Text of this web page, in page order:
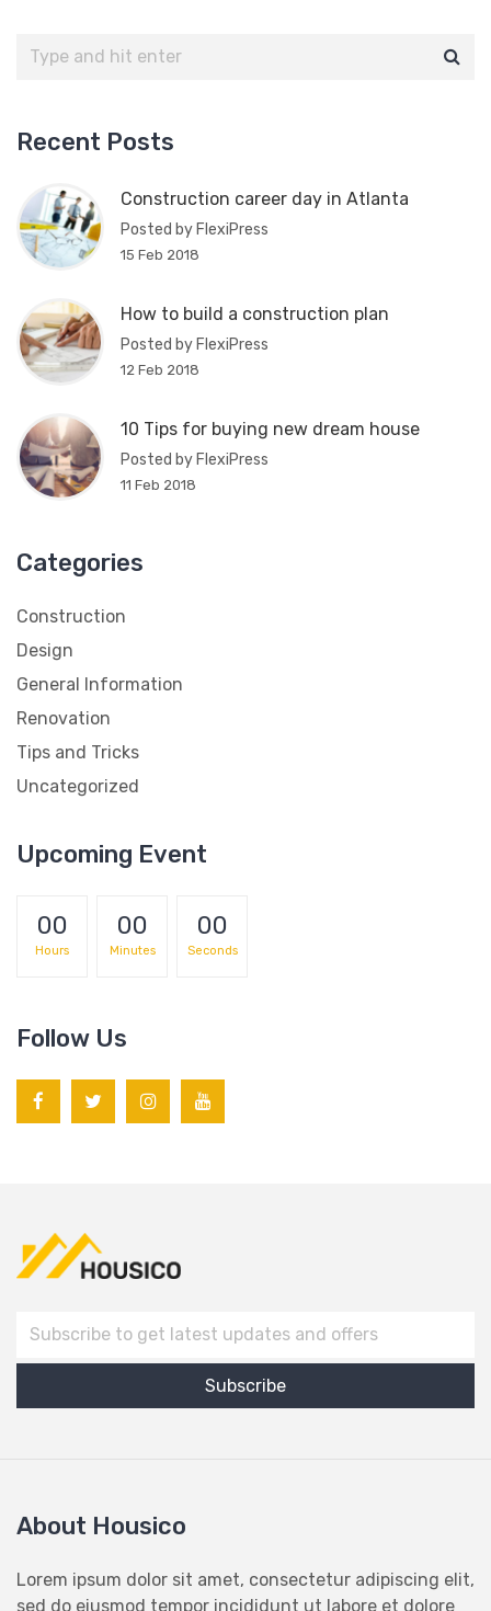
Recent Posts
Construction career day in Atlanta
Posted by FlexiPress
15 Feb 2018
How to build a construction plan
Posted by FlexiPress
12 Feb 2018
10 Tips for buying new dream house
Posted by FlexiPress
11 Feb 2018
Categories
Construction
Design
General Information
Renovation
Tips and Tricks
Uncategorized
Upcoming Event
00
Hours
00
Minutes
00
Seconds
Follow Us
About Housico
Lorem ipsum dolor sit amet, consectetur adipiscing elit,
sed do eiusmod tempor incididunt ut labore et dolore